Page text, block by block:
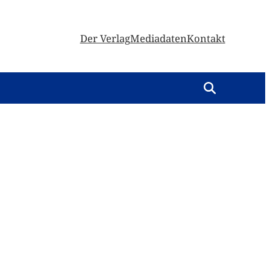
Der VerlagMediadatenKontakt